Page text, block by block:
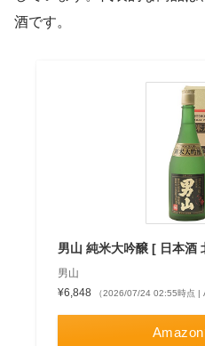
酒です。
男山 純米大吟醸 [ 日本酒
男山
¥6,848
（2026/07/24 02:55時点 |